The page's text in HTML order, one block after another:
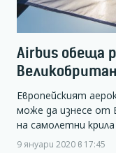
Airbus обеща
Европейският
може да изнесе от
на самолетни
9 януари 2020 в 17:45